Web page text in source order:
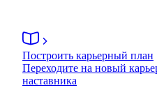
Построить карьерный план
Переходите на новый
наставника